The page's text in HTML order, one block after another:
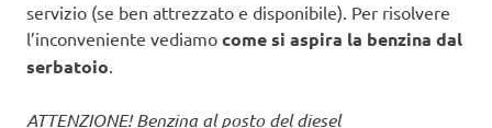
servizio (se ben attrezzato e disponibile). Per risolvere
l’inconveniente vediamo come si aspira la benzina dal
serbatoio.
ATTENZIONE! Benzina al posto del diesel